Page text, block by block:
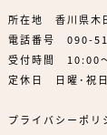
所在地 香川県木
電話番号 090-
受付時間 10:00
定休日 日曜･祝
プライバシーポリ